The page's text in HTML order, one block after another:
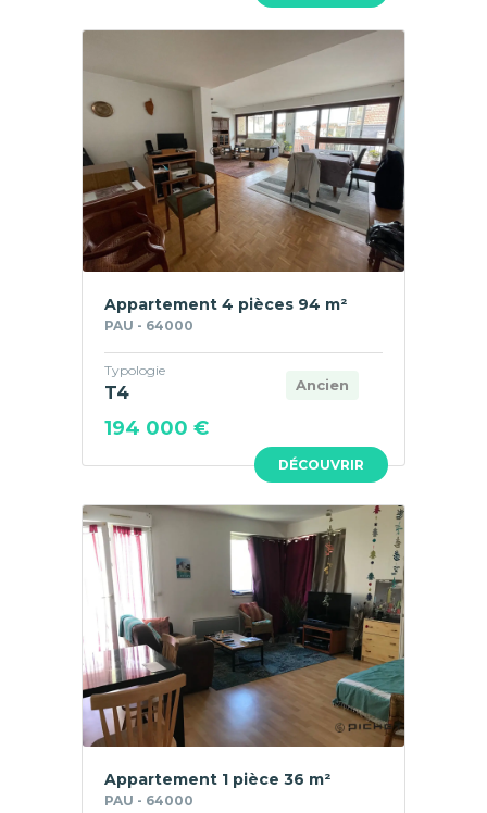
DÉCOUVRIR
Appartement 4 pièces 94 m²
PAU - 64000
Ancien
Typologie
T4
194 000 €
Appartement 1 pièce 36 m²
PAU - 64000